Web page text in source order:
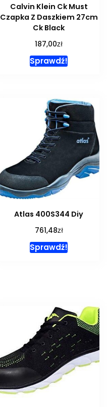
Calvin Klein Ck Must
Czapka Z Daszkiem 27cm
Ck Black
187,00zł
Sprawdź!
Atlas 400S344 Diy
761,48zł
Sprawdź!